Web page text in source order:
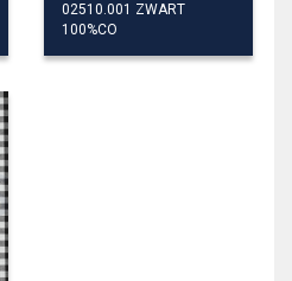
02510.001 ZWART
100%CO